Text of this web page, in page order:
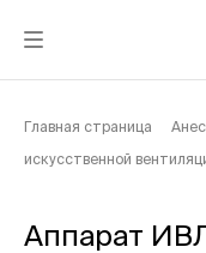
Главная страница
искусственной
Аппарат